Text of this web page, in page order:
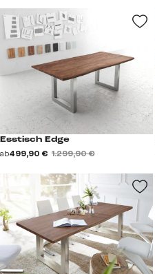
Esstisch Edge
ab499,90 € 1.299,90 €